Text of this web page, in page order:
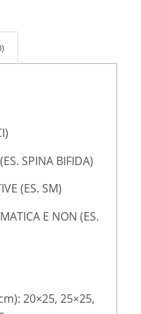
SPINA BIFIDA)
(ES. SM)
E NON (ES.
20×25, 25×25,